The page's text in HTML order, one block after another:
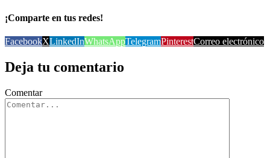
¡Comparte en tus redes!
FacebookXLinkedInWhatsAppTelegramPinterestCorreo electrónico
Deja tu comentario
Comentar